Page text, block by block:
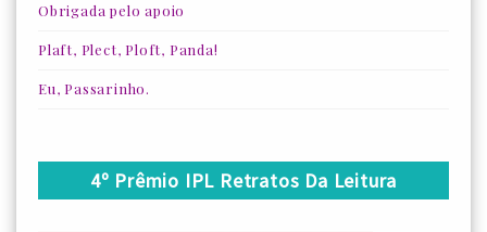
Obrigada pelo apoio
Plaft, Plect, Ploft, Panda!
Eu, Passarinho.
4º Prêmio IPL Retratos Da Leitura